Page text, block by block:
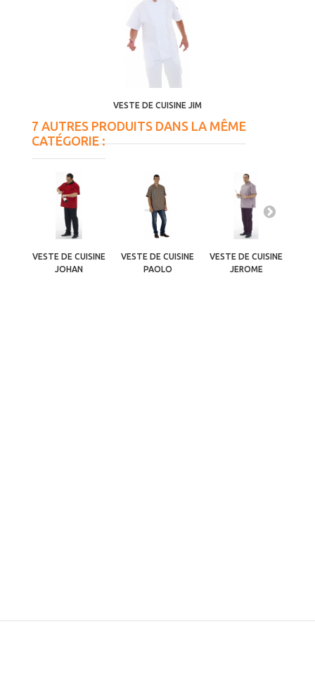
VESTE DE CUISINE JIM
7 AUTRES PRODUITS DANS LA MÊME
CATÉGORIE :
VESTE DE CUISINE
JOHAN
VESTE DE CUISINE
PAOLO
VESTE DE CUISINE
JEROME